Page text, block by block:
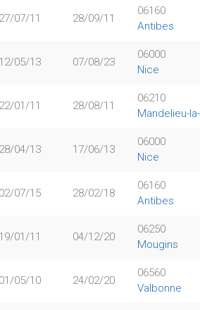
27/07/11 28/09/11
06160
Antibes
12/05/13 07/08/23
06000
Nice
22/01/11 28/08/11
06210
Mandelieu-
28/04/13 17/06/13
06000
Nice
02/07/15 28/02/18
06160
Antibes
19/01/11 04/12/20
06250
Mougins
01/05/10 24/02/20
06560
Valbonne